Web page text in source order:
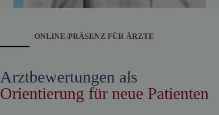
ONLINE-PRÄSENZ FÜR ÄRZTE
Arztbewertungen als
Orientierung für neue Patienten